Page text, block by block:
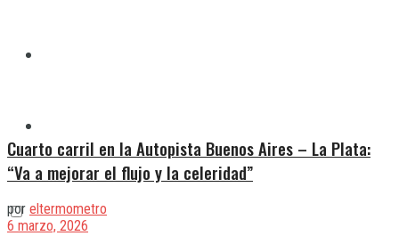
Cuarto carril en la Autopista Buenos Aires – La Plata:
“Va a mejorar el flujo y la celeridad”
por eltermometro
6 marzo, 2026